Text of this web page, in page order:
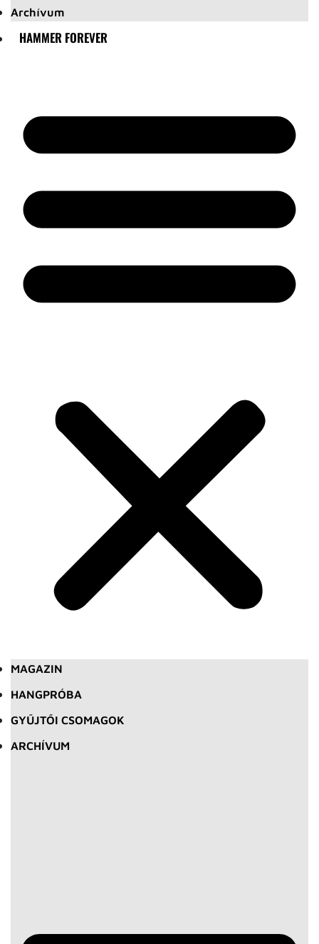
Archívum
HAMMER FOREVER
MAGAZIN
HANGPRÓBA
GYŰJTŐI CSOMAGOK
ARCHÍVUM